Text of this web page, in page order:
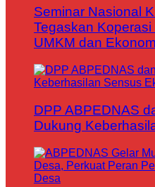
Seminar Nasional
Tegaskan
UMKM dan
DPP ABPEDNAS
Dukung